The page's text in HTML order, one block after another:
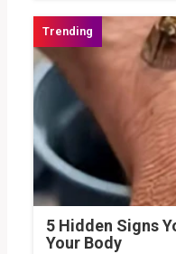
5 Hidden Signs
Your Body